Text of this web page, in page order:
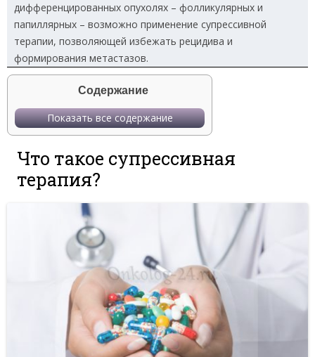
дифференцированных опухолях – фолликулярных и
папиллярных – возможно применение супрессивной
терапии, позволяющей избежать рецидива и
формирования метастазов.
Содержание
Показать все содержание
Что такое супрессивная
терапия?